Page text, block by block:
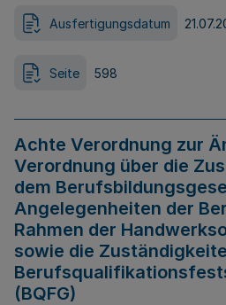
Ausfertigungsdatum
Seite 598
Achte Verordnung zur
Verordnung über die
dem
Angelegenheiten der
Rahmen der
sowie die
(BQFG)